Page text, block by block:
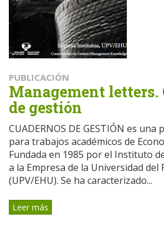
PUBLICACIÓN
Management letters.
de gestión
CUADERNOS DE GESTIÓN es
para trabajos académicos de
Fundada en 1985 por el Instituto
a la Empresa de la Universidad del
(UPV/EHU). Se ha caracterizado...
Leer más